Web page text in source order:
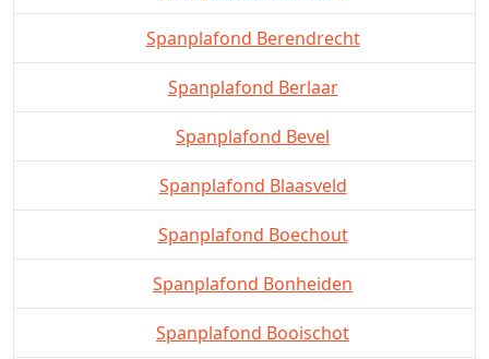
Spanplafond Berendrecht
Spanplafond Berlaar
Spanplafond Bevel
Spanplafond Blaasveld
Spanplafond Boechout
Spanplafond Bonheiden
Spanplafond Booischot